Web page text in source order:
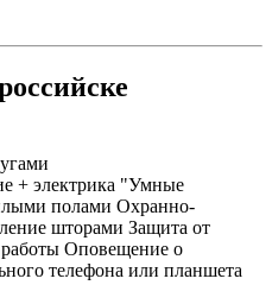
+ электрика "Умные
полами Охранно-
шторами Защита от
Оповещение о
телефона или планшета